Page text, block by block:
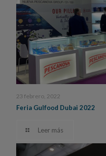
23 febrero, 2022
Feria Gulfood Dubai 2022
Leer más